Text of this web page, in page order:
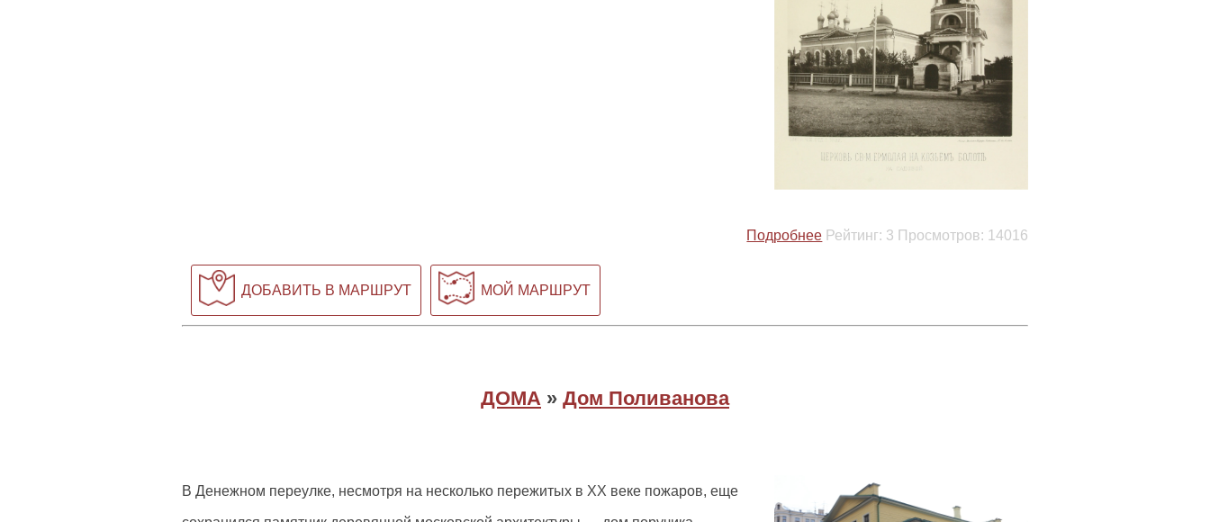
Подробнее Рейтинг: 3 Просмотров: 14016
ДОБАВИТЬ В МАРШРУТ МОЙ МАРШРУТ
ДОМА » Дом Поливанова
В Денежном переулке, несмотря на несколько пережитых в XX веке пожаров, еще